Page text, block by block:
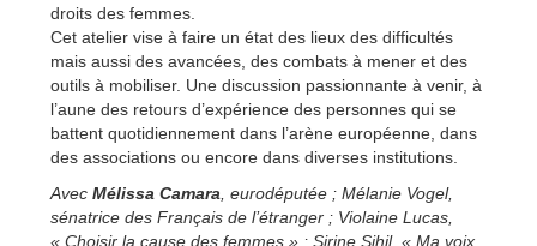
droits des femmes.
Cet atelier vise à faire un état des lieux des difficultés
mais aussi des avancées, des combats à mener et des
outils à mobiliser. Une discussion passionnante à venir, à
l’aune des retours d’expérience des personnes qui se
battent quotidiennement dans l’arène européenne, dans
des associations ou encore dans diverses institutions.
Avec Mélissa Camara , eurodéputée ; Mélanie Vogel,
sénatrice des Français de l’étranger ; Violaine Lucas,
« Choisir la cause des femmes » ; Sirine Sihil, « Ma voix,